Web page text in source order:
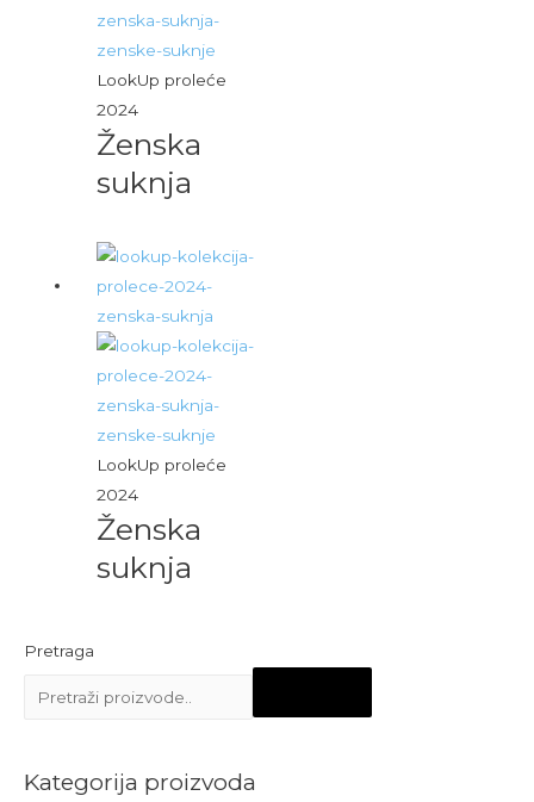
Pretraga
Kategorija proizvoda
LookUp proleće
2024
Ženska
suknja
LookUp proleće
2024
Ženska
suknja